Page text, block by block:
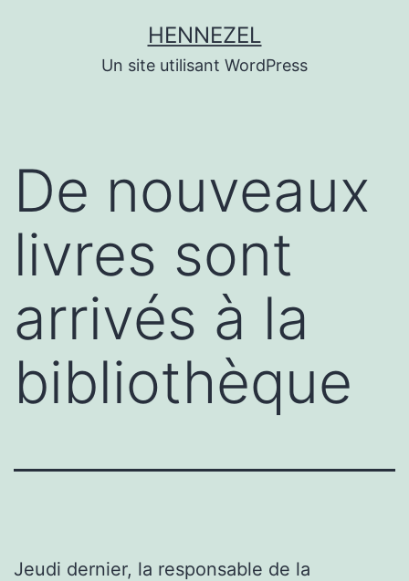
HENNEZEL
Un site utilisant WordPress
De nouveaux
livres sont
arrivés à la
bibliothèque
Jeudi dernier, la responsable de la